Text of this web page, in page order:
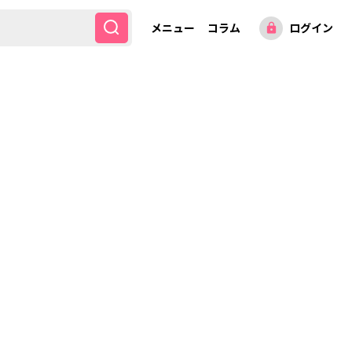
メニュー コラム lock ログイン